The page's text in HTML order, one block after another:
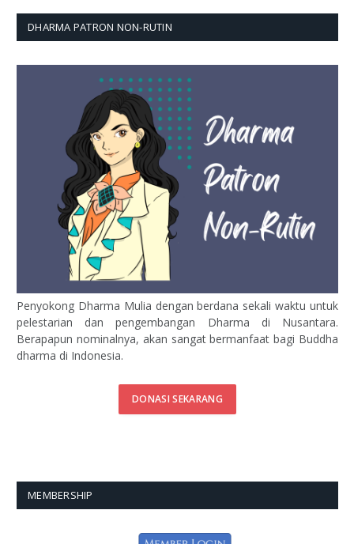
DHARMA PATRON NON-RUTIN
Penyokong Dharma Mulia dengan berdana sekali waktu untuk
pelestarian dan pengembangan Dharma di Nusantara.
Berapapun nominalnya, akan sangat bermanfaat bagi Buddha
dharma di Indonesia.
DONASI SEKARANG
MEMBERSHIP